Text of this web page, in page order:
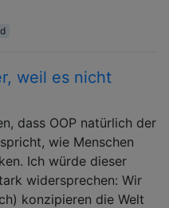
weil es nicht
dass OOP natürlich der
wie Menschen
Ich würde dieser
widersprechen: Wir
konzipieren die Welt